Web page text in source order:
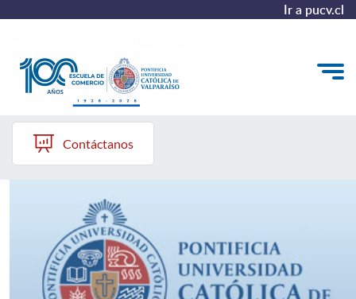
Ir a pucv.cl
Quiénes somos
Vinculación con el Medio
Formación Continua
Postgrados
Admisión
Contáctanos
Escuela de Comercio PUCV